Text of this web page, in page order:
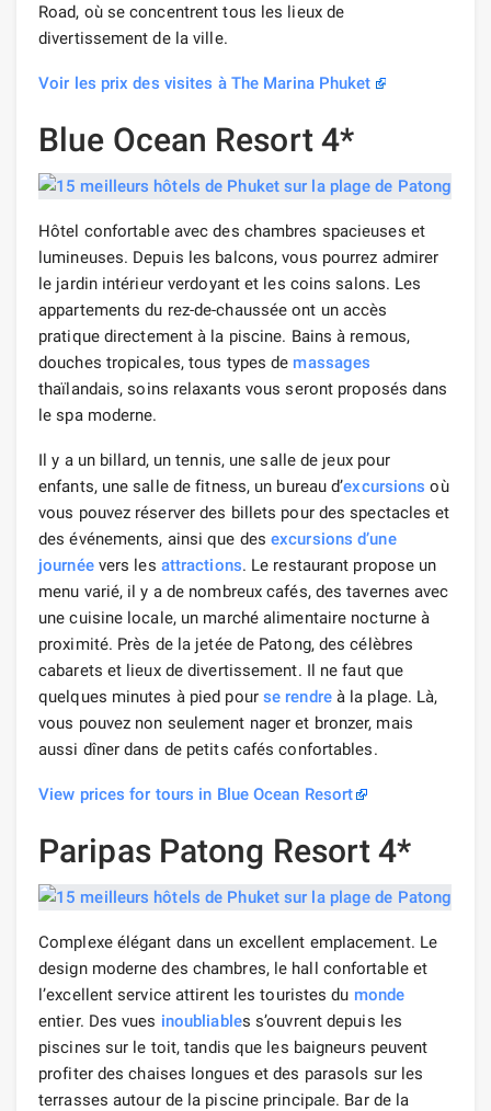
Road, où se concentrent tous les lieux de
divertissement de la ville.
Voir les prix des visites à The Marina Phuket
Blue Ocean Resort 4*
Hôtel confortable avec des chambres spacieuses et
lumineuses. Depuis les balcons, vous pourrez admirer
le jardin intérieur verdoyant et les coins salons. Les
appartements du rez-de-chaussée ont un accès
pratique directement à la piscine. Bains à remous,
douches tropicales, tous types de massages
thaïlandais, soins relaxants vous seront proposés dans
le spa moderne.
Il y a un billard, un tennis, une salle de jeux pour
enfants, une salle de fitness, un bureau d’excursions où
vous pouvez réserver des billets pour des spectacles et
des événements, ainsi que desexcursions d’une
journéevers les attractions. Le restaurant propose un
menu varié, il y a de nombreux cafés, des tavernes avec
une cuisine locale, un marché alimentaire nocturne à
proximité. Près de la jetée de Patong, des célèbres
cabarets et lieux de divertissement. Il ne faut que
quelques minutes à pied pour se rendreà la plage. Là,
vous pouvez non seulement nager et bronzer, mais
aussi dîner dans de petits cafés confortables.
View prices for tours in Blue Ocean Resort
Paripas Patong Resort 4*
Complexe élégant dans un excellent emplacement. Le
design moderne des chambres, le hall confortable et
l’excellent service attirent les touristes du monde
entier. Des vues inoubliables s’ouvrent depuis les
piscines sur le toit, tandis que les baigneurs peuvent
profiter des chaises longues et des parasols sur les
terrasses autour de la piscine principale. Bar de la